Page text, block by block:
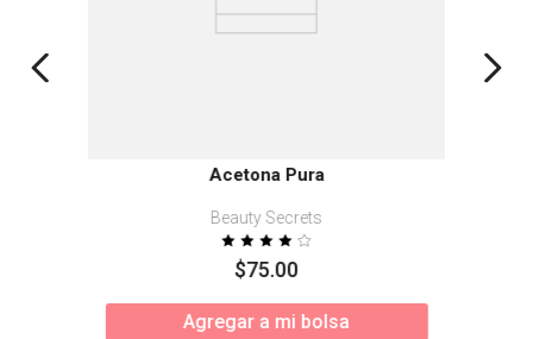
Acetona Pura
Beauty Secrets
$75.00
Agregar a mi bolsa